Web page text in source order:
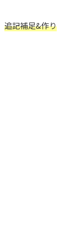
追記補足&作り